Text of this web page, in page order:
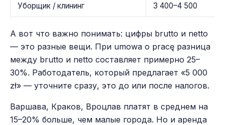
Уборщик / клининг 3 400–4 500
А вот что важно понимать: цифры brutto и netto
— это разные вещи. При umowa o pracę разница
между brutto и netto составляет примерно 25–
30%. Работодатель, который предлагает «5 000
zł» — уточните сразу, это до или после налогов.
Варшава, Краков, Вроцлав платят в среднем на
15–20% больше, чем малые города. Но и аренда